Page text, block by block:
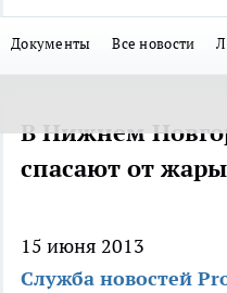
Документы Все новости
В Нижнем
спасают от жары
15 июня 2013
Служба новостей